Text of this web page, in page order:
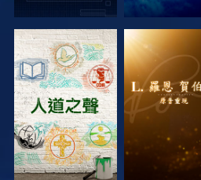
探索系列節目 探索系列節目